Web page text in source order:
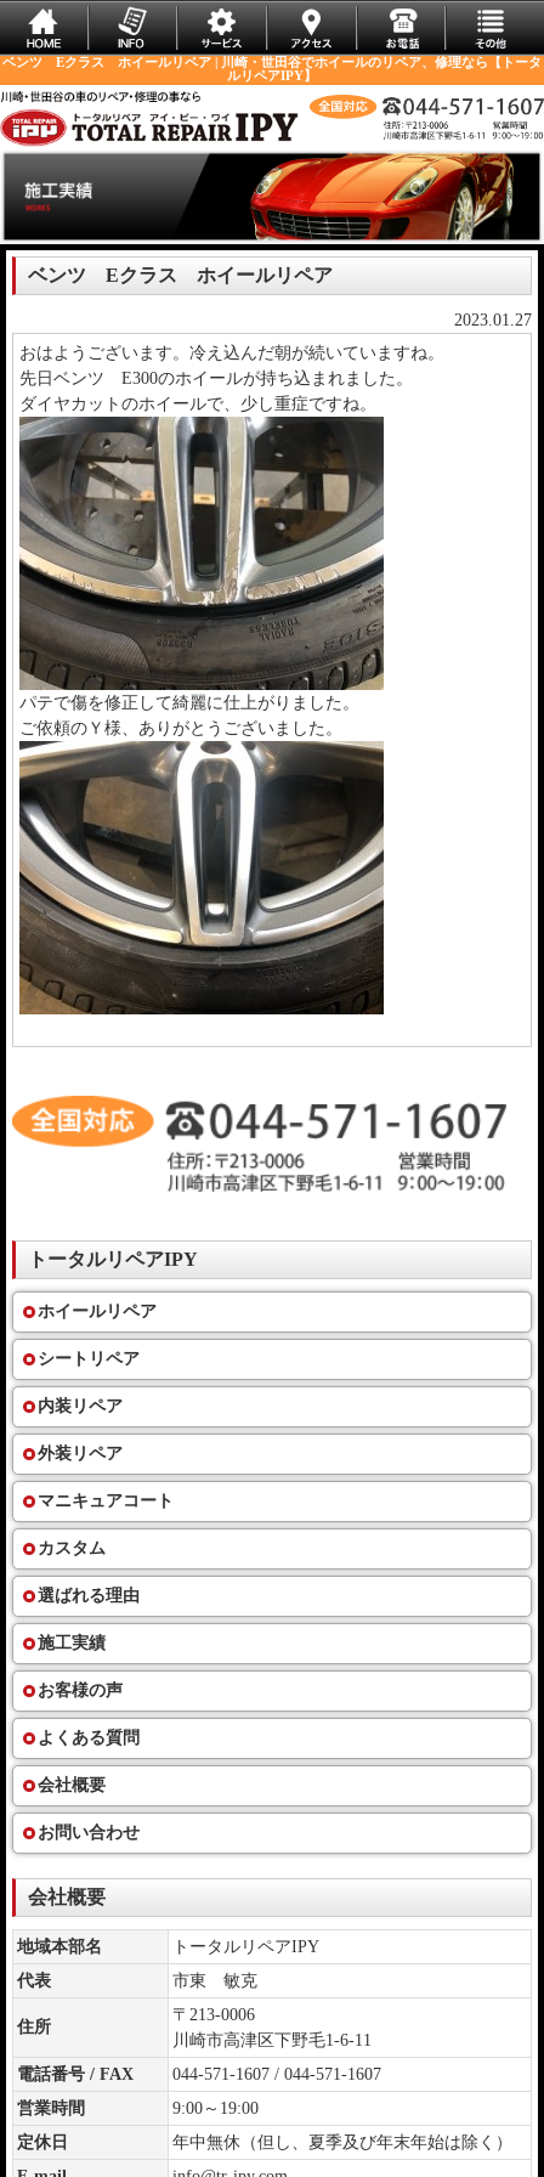
ベンツ Eクラス ホイールリペア | 川崎・世田谷でホイールのリペア、修理なら【トータ
ルリペアIPY】
ベンツ Eクラス ホイールリペア
2023.01.27
おはようございます。冷え込んだ朝が続いていますね。
先日ベンツ E300のホイールが持ち込まれました。
ダイヤカットのホイールで、少し重症ですね。
パテで傷を修正して綺麗に仕上がりました。
ご依頼のＹ様、ありがとうございました。
トータルリペアIPY
ホイールリペア
シートリペア
内装リペア
外装リペア
マニキュアコート
カスタム
選ばれる理由
施工実績
お客様の声
よくある質問
会社概要
お問い合わせ
会社概要
地域本部名
トータルリペアIPY
代表
市東 敏克
住所
〒213-0006
川崎市高津区下野毛1-6-11
電話番号 / FAX
044-571-1607 / 044-571-1607
営業時間
9:00～19:00
定休日
年中無休（但し、夏季及び年末年始は除く）